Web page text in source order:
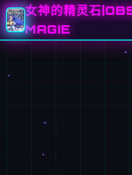
女神的精灵石
MAGIE